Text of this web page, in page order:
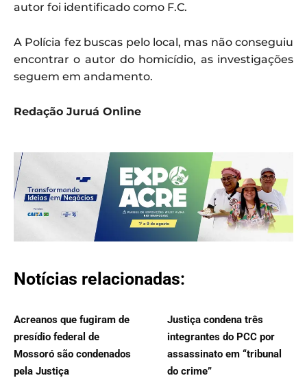
autor foi identificado como F.C.
A Polícia fez buscas pelo local, mas não conseguiu
encontrar o autor do homicídio, as investigações
seguem em andamento.
Redação Juruá Online
Notícias relacionadas:
Acreanos que fugiram de
presídio federal de
Mossoró são condenados
pela Justiça
Justiça condena três
integrantes do PCC por
assassinato em “tribunal
do crime”